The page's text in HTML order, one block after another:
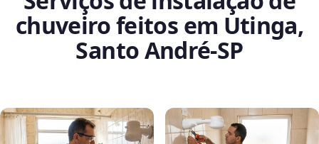
chuveiro feitos em Utinga,
Santo André‑SP